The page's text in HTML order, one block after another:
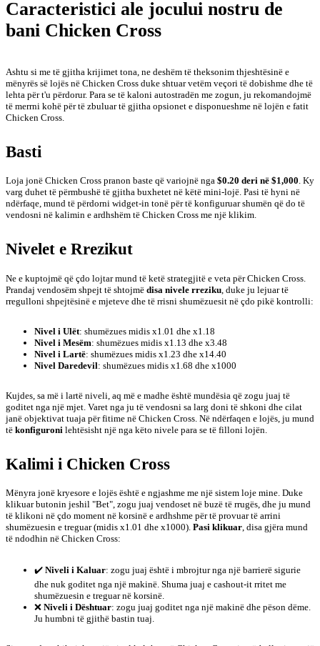
Caracteristici ale jocului nostru de
bani Chicken Cross
Ashtu si me të gjitha krijimet tona, ne deshëm të theksonim thjeshtësinë e
mënyrës së lojës në Chicken Cross duke shtuar vetëm veçori të dobishme dhe të
lehta për t'u përdorur. Para se të kaloni autostradën me zogun, ju rekomandojmë
të merrni kohë për të zbuluar të gjitha opsionet e disponueshme në lojën e fatit
Chicken Cross.
Basti
Loja jonë Chicken Cross pranon baste që variojnë nga $0.20 deri në $1,000. Ky
varg duhet të përmbushë të gjitha buxhetet në këtë mini-lojë. Pasi të hyni në
ndërfaqe, mund të përdorni widget-in tonë për të konfiguruar shumën që do të
vendosni në kalimin e ardhshëm të Chicken Cross me një klikim.
Nivelet e Rrezikut
Ne e kuptojmë që çdo lojtar mund të ketë strategjitë e veta për Chicken Cross.
Prandaj vendosëm shpejt të shtojmë disa nivele rreziku , duke ju lejuar të
rregulloni shpejtësinë e mjeteve dhe të rrisni shumëzuesit në çdo pikë kontrolli:
Nivel i Ulët: shumëzues midis x1.01 dhe x1.18
Nivel i Mesëm: shumëzues midis x1.13 dhe x3.48
Nivel i Lartë: shumëzues midis x1.23 dhe x14.40
Nivel Daredevil: shumëzues midis x1.68 dhe x1000
Kujdes, sa më i lartë niveli, aq më e madhe është mundësia që zogu juaj të
goditet nga një mjet. Varet nga ju të vendosni sa larg doni të shkoni dhe cilat
janë objektivat tuaja për fitime në Chicken Cross. Në ndërfaqen e lojës, ju mund
të konfiguroni lehtësisht një nga këto nivele para se të filloni lojën.
Kalimi i Chicken Cross
Mënyra jonë kryesore e lojës është e ngjashme me një sistem loje mine. Duke
klikuar butonin jeshil "Bet", zogu juaj vendoset në buzë të rrugës, dhe ju mund
të klikoni në çdo moment në korsinë e ardhshme për të provuar të arrini
shumëzuesin e treguar (midis x1.01 dhe x1000). Pasi klikuar, disa gjëra mund
të ndodhin në Chicken Cross:
✔️ Niveli i Kaluar: zogu juaj është i mbrojtur nga një barrierë sigurie
dhe nuk goditet nga një makinë. Shuma juaj e cashout-it rritet me
shumëzuesin e treguar në korsinë.
❌ Niveli i Dështuar: zogu juaj goditet nga një makinë dhe pëson dëme.
Ju humbni të gjithë bastin tuaj.